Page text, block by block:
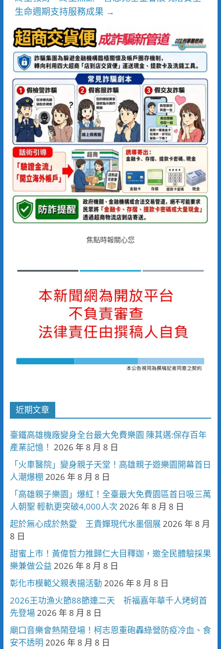
生命週期支持服務成果 →
焦點時報關心您
近期文章
臺鐵高雄機廠變身全台最大免費樂園 陳其邁:保存百年
產業記憶！ 2026 年 8 月 8 日
「火車醫院」變身親子天堂！高雄親子遊樂園開幕首日
人潮爆棚 2026 年 8 月 8 日
「高雄親子樂園」爆紅！全臺最大免費園區首日吸三萬
人朝聖 輕軌更突破4,000人次 2026 年 8 月 8 日
起於無心成於熱愛 王貴嬋現代水墨個展2026 年 8 月
8 日
甜蜜上市！黃偉哲力推歸仁大目釋迦，邀全民體驗採果
樂兼做公益 2026 年 8 月 8 日
彰化市模範父親表揚活動 2026 年 8 月 8 日
2026王功漁火節88節連二天 祈福嘉年華千人烤蚵首
先登場2026 年 8 月 8 日
廟口音樂會熱鬧登場！柯志恩重砲轟綠營防疫冷血、食
安不透明 2026 年 8 月 8 日